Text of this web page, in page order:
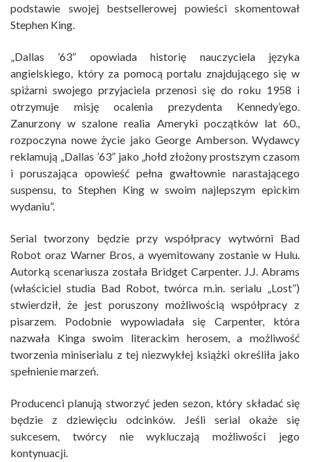
podstawie swojej bestsellerowej powieści skomentował
Stephen King.
„Dallas ’63” opowiada historię nauczyciela języka
angielskiego, który za pomocą portalu znajdującego się w
spiżarni swojego przyjaciela przenosi się do roku 1958 i
otrzymuje misję ocalenia prezydenta Kennedy’ego.
Zanurzony w szalone realia Ameryki początków lat 60.,
rozpoczyna nowe życie jako George Amberson. Wydawcy
reklamują „Dallas ’63” jako „hołd złożony prostszym czasom
i poruszająca opowieść pełna gwałtownie narastającego
suspensu, to Stephen King w swoim najlepszym epickim
wydaniu”.
Serial tworzony będzie przy współpracy wytwórni Bad
Robot oraz Warner Bros, a wyemitowany zostanie w Hulu.
Autorką scenariusza została Bridget Carpenter. J.J. Abrams
(właściciel studia Bad Robot, twórca m.in. serialu „Lost”)
stwierdził, że jest poruszony możliwością współpracy z
pisarzem. Podobnie wypowiadała się Carpenter, która
nazwała Kinga swoim literackim herosem, a możliwość
tworzenia miniserialu z tej niezwykłej książki określiła jako
spełnienie marzeń.
Producenci planują stworzyć jeden sezon, który składać się
będzie z dziewięciu odcinków. Jeśli serial okaże się
sukcesem, twórcy nie wykluczają możliwości jego
kontynuacji.